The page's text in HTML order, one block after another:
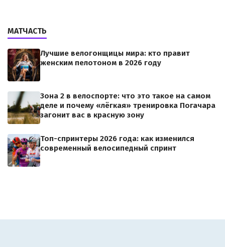
МАТЧАСТЬ
Лучшие велогонщицы мира: кто правит
женским пелотоном в 2026 году
Зона 2 в велоспорте: что это такое на самом
деле и почему «лёгкая» тренировка Погачара
загонит вас в красную зону
Топ-спринтеры 2026 года: как изменился
современный велосипедный спринт